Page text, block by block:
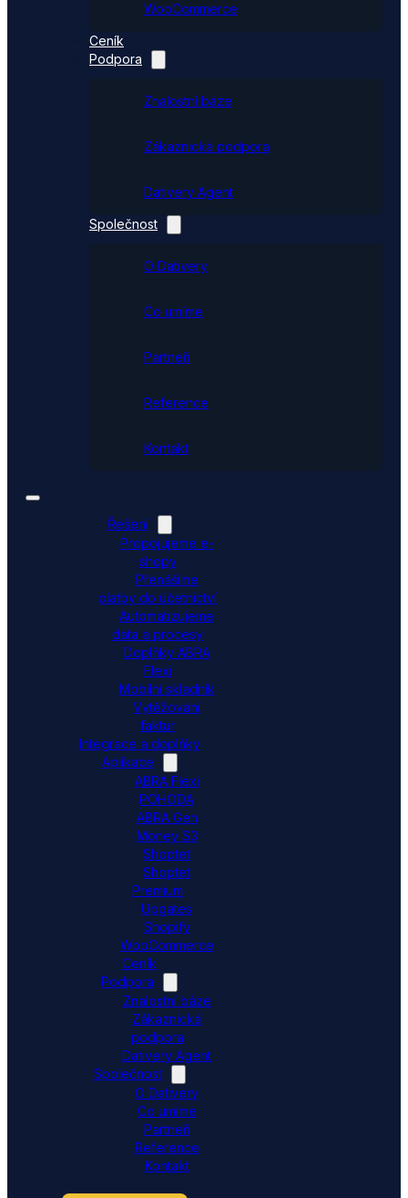
WooCommerce
Ceník
Podpora
Znalostní báze
Zákaznická podpora
Dativery Agent
Společnost
O Dativery
Co umíme
Partneři
Reference
Kontakt
Řešení
Propojujeme e-
shopy
Přenášíme
platby do účetnictví
Automatizujeme
data a procesy
Doplňky ABRA
Flexi
Mobilní skladník
Vytěžování
faktur
Integrace a doplňky
Aplikace
ABRA Flexi
POHODA
ABRA Gen
Money S3
Shoptet
Shoptet
Premium
Upgates
Shopify
WooCommerce
Ceník
Podpora
Znalostní báze
Zákaznická
podpora
Dativery Agent
Společnost
O Dativery
Co umíme
Partneři
Reference
Kontakt